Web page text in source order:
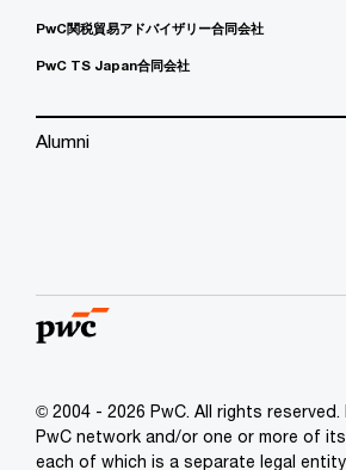
PwC関税貿易アドバイザリー合同会社
PwC TS Japan合同会社
Alumni
© 2004 - 2026 PwC. All rights
PwC network and/or one or more of
each of which is a separate legal